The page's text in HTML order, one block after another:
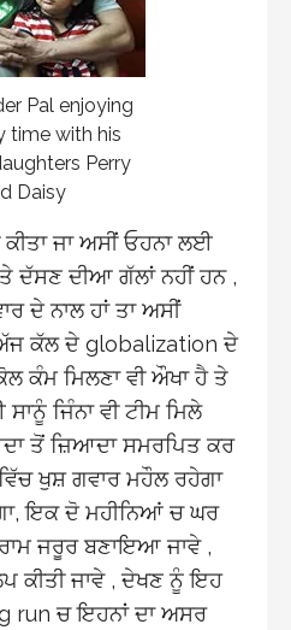
Pal enjoying
time with his
Perry
Daisy
ਜਾ ਅਸੀਂ ਓਹਨਾ ਲਈ
ਦੱਸਣ ਦੀਆ ਗੱਲਾਂ ਨਹੀਂ ਹਨ ,
ਦੇ ਨਾਲ ਹਾਂ ਤਾ ਅਸੀਂ
ਕੱਲ ਦੇ globalization ਦੇ
ਕੰਮ ਮਿਲਣਾ ਵੀ ਔਖਾ ਹੈ ਤੇ
ਜਿੰਨਾ ਵੀ ਟੀਮ ਮਿਲੇ
ਤੋਂ ਜ਼ਿਆਦਾ ਸਮਰਪਿਤ ਕਰ
ਖੁਸ਼ ਗਵਾਰ ਮਹੌਲ ਰਹੇਗਾ
ਇਕ ਦੋ ਮਹੀਨਿਆਂ ਚ ਘਰ
ਜਰੂਰ ਬਣਾਇਆ ਜਾਵੇ ,
ਕੀਤੀ ਜਾਵੇ , ਦੇਖਣ ਨੂੰ ਇਹ
run ਚ ਇਹਨਾਂ ਦਾ ਅਸਰ